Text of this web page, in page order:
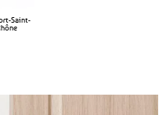
Saint-